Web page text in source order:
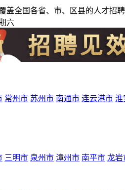
盖全国各省、市、区县的人才
六
常州市 苏州市 南通市 连云港市 淮
三明市 泉州市 漳州市 南平市 龙岩